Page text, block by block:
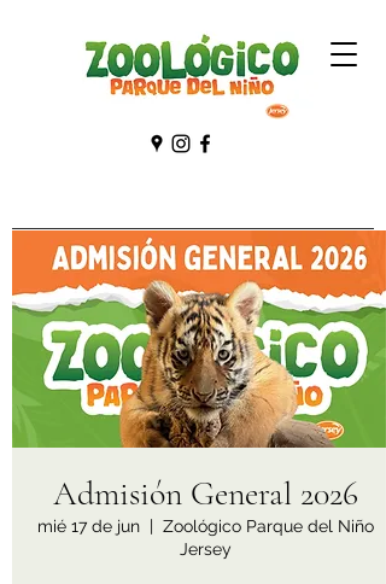
Admisión General 2026
mié 17 de jun
  |
Zoológico Parque del Niño
Jersey